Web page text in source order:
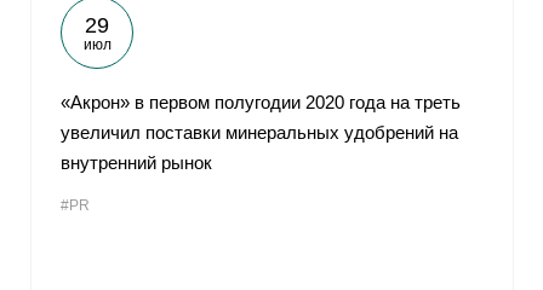
29
июл
«Акрон» в первом полугодии 2020 года на треть
увеличил поставки минеральных удобрений на
внутренний рынок
#PR